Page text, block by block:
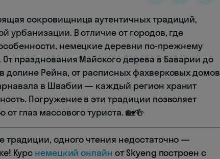
сокровищница аутентичных традиций,
урбанизации. В отличие от городов, где
немецкие деревни по-прежнему
празднования Майского дерева в Баварии до
долине Рейна, от расписных фахверковых домов
в Швабии — каждый регион хранит
Погружение в эти традиции позволяет
глаз массового туриста. 🏡🍻
одного чтения недостаточно —
Курс немецкий онлайн от Skyeng построен с